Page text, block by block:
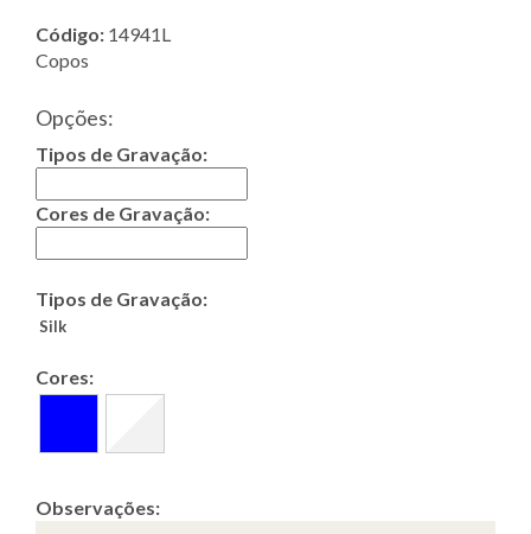
Código: 14941L
Copos
Opções:
Tipos de Gravação:
Cores de Gravação:
Tipos de Gravação:
Silk
Cores:
Observações: